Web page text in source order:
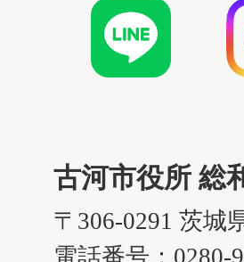
古河市役所 総
〒306-0291 茨城
電話番号：0280-